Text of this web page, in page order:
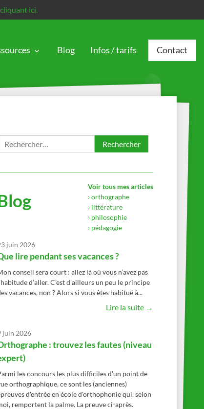
ici.
Blog Infos / tarifs Contact
Rechercher :
Voir tous mes articles
› orthographe
› littérature
› philosophie
› pédagogie
juin 2026
lire pendant ses vacances ?
conseil sera court : allez là où vous n’avez pas
d’aller. C’est d’ailleurs un peu le principe
vacances, non ? Alors si vous êtes habitué à...
Lire la suite →
juin 2026
: trouvez les fautes (niveau
les concours les plus difficiles d'un point de
orthographique, ce sont les (anciennes)
d'entrée en école d'orthophonie qui, selon
remportent la palme. La preuve ci-après.